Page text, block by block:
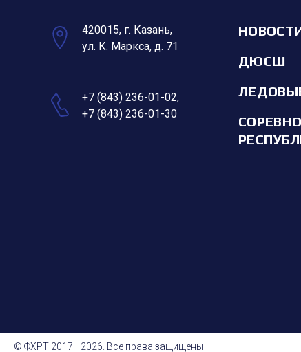
420015, г. Казань,
ул. К. Маркса, д. 71
+7 (843) 236-01-02,
+7 (843) 236-01-30
ДЮСШ
© ФХРТ 2017—2026. Все права защищены